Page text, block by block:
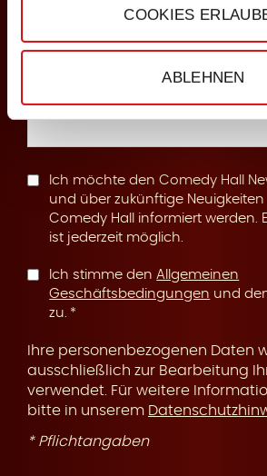
COOKIES
ABLEHNEN
n
gIch möchte den Comedy Hall
und über zukünftige
Comedy Hall informiert werden.
ist jederzeit möglich.
Ich stimme denAllgemeinen
Geschäftsbedingungen und
zu.
Ihre personenbezogenen Daten
ausschließlich zur Bearbeitung
verwendet. Für weitere
bitte in unserem
* Pflichtangaben